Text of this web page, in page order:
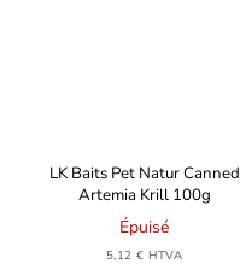
LK Baits Pet Natur Canned
Artemia Krill 100g
Épuisé
5,12 € HTVA